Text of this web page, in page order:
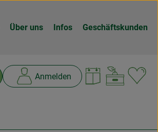
Über uns Infos Geschäftskunden
Anmelden